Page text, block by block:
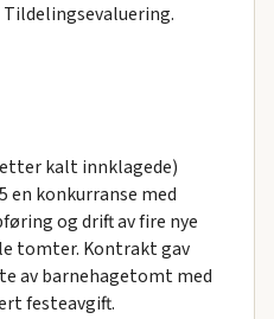
kalt innklagede)
en konkurranse med
og drift av fire nye
tomter. Kontrakt gav
av barnehagetomt med
festeavgift.